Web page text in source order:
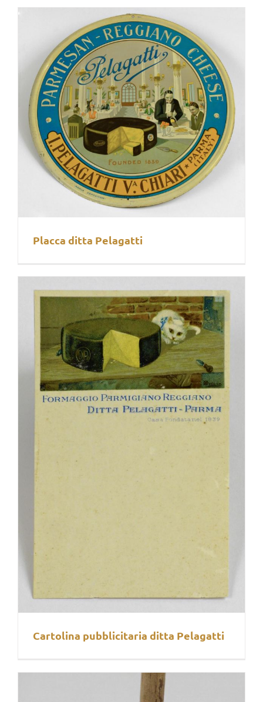
Placca ditta Pelagatti
Cartolina pubblicitaria ditta Pelagatti